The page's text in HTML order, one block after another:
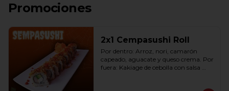
Promociones
2x1 Cempasushi Roll
Por dentro: Arroz, nori, camarón
capeado, aguacate y queso crema. Por
fuera: Kakiage de cebolla con salsa